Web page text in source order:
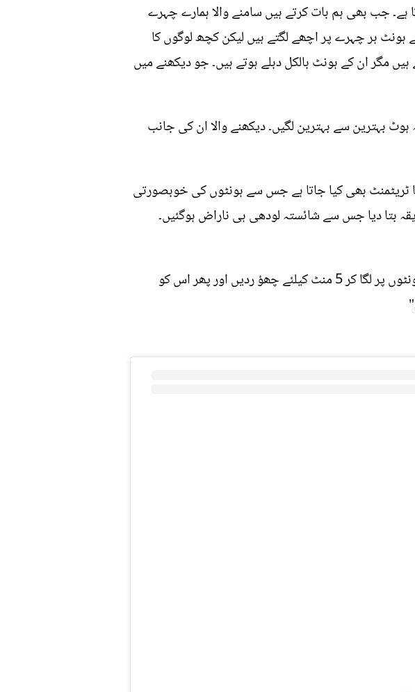
جب بھی ہم بات کرتے ہیں سامنے والا ہمارے چہرے
ہر چہرے پر اچھے لگتے ہیں لیکن کچھ لوگوں کا
مگر ان کے ہونٹ بالکل دبلے ہوتے ہیں۔ جو دیکھنے میں
بہترین سے بہترین لگیں۔ دیکھنے والا ان کی جانب
ٹریٹمنٹ بھی کیا جاتا ہے جس سے ہونٹوں کی خوبصورتی
بتا دیا جس سے شائستہ لودھی ہی ناراض ہوگئیں۔
" ویزلین میں لال مرچ پاؤڈر اور دار چینی کا پاؤڈر ڈال کر مکس کریں اور اس کو ہونٹوں پر لگا کر 5 منٹ کیلئے چھؤ ردیں اور پھر اس کو